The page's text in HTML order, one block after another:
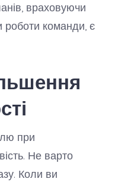
враховуючи
роботи команди, є
при
Не варто
Коли ви